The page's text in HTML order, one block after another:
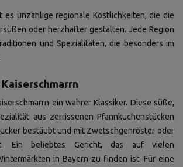
es unzählige regionale Köstlichkeiten, die die
oder herzhafter gestalten. Jede Region
und Spezialitäten, die besonders im
ein wahrer Klassiker. Diese süße,
aus zerrissenen Pfannkuchenstücken
bestäubt und mit Zwetschgenröster oder
Ein beliebtes Gericht, das auf vielen
in Bayern zu finden ist. Für eine